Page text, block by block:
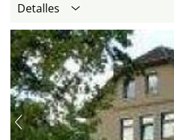
Detalles